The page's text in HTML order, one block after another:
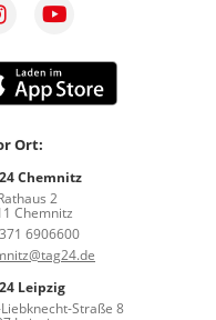
Ort:
Chemnitz
2
Chemnitz
6906600
Leipzig
Straße 8